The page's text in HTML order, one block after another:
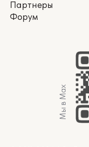
Партнеры
Форум
Мы в Max